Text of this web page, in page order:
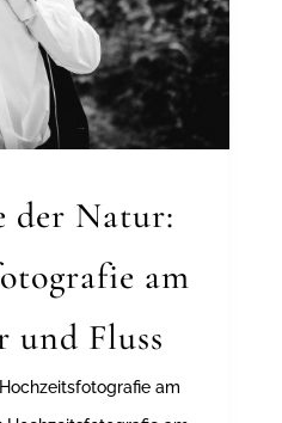
der Natur:
am
und Fluss
am